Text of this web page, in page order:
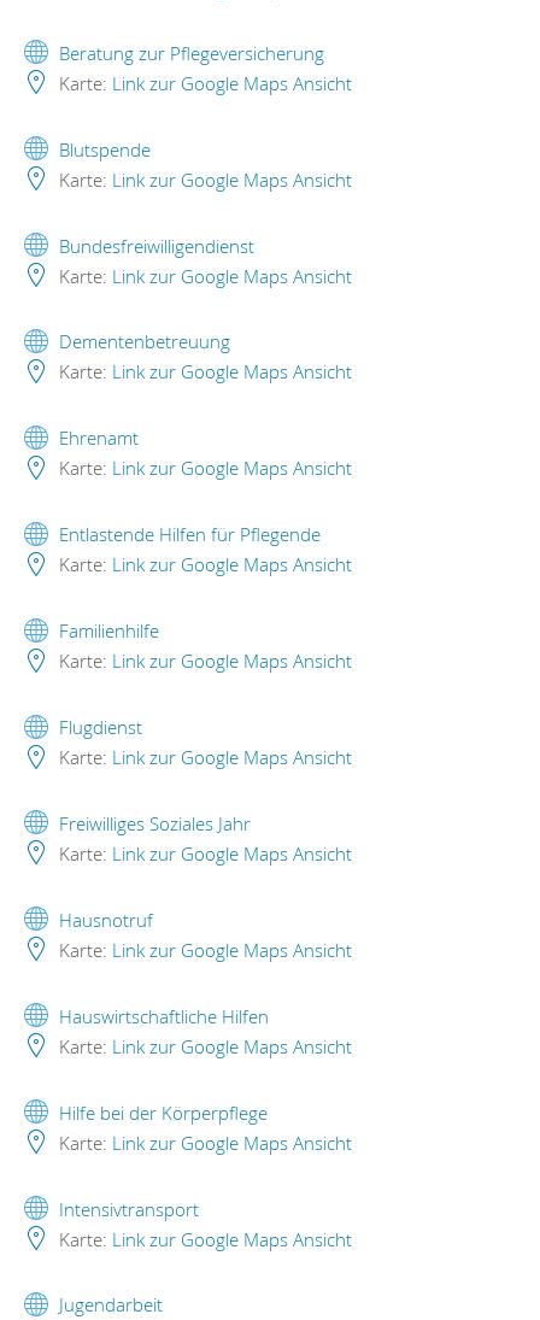
Beratung zur Pflegeversicherung
Karte: Link zur Google Maps Ansicht
Blutspende
Karte: Link zur Google Maps Ansicht
Bundesfreiwilligendienst
Karte: Link zur Google Maps Ansicht
Dementenbetreuung
Karte: Link zur Google Maps Ansicht
Ehrenamt
Karte: Link zur Google Maps Ansicht
Entlastende Hilfen für Pflegende
Karte: Link zur Google Maps Ansicht
Familienhilfe
Karte: Link zur Google Maps Ansicht
Flugdienst
Karte: Link zur Google Maps Ansicht
Freiwilliges Soziales Jahr
Karte: Link zur Google Maps Ansicht
Hausnotruf
Karte: Link zur Google Maps Ansicht
Hauswirtschaftliche Hilfen
Karte: Link zur Google Maps Ansicht
Hilfe bei der Körperpflege
Karte: Link zur Google Maps Ansicht
Intensivtransport
Karte: Link zur Google Maps Ansicht
Jugendarbeit